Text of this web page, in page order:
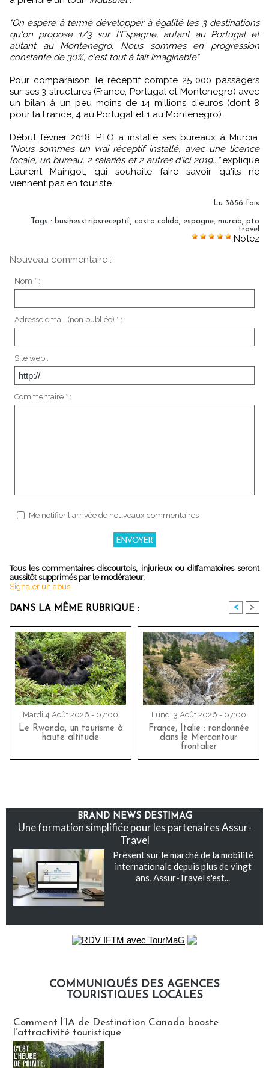
"On espère à terme développer à égalité les 3 destinations
qu'on propose 1/3 sur l'Espagne, autant au Portugal et
autant au Montenegro. Nous sommes en progression
constante de 30%, c'est tout à fait imaginable".
Pour comparaison, le réceptif compte 25 000 passagers
sur ses 3 structures (France, Portugal et Montenegro) avec
un bilan à un peu moins de 14 millions d'euros (dont 8
pour la France, 4 au Portugal et 1 au Montenegro).
Début février 2018, PTO a installé ses bureaux à Murcia.
"Nous sommes un vrai réceptif installé, avec une licence
locale, un bureau, 2 salariés et 2 autres d'ici 2019..."explique
Laurent Maingot, qui souhaite faire savoir qu'ils ne
viennent pas en touriste.
Lu 3856 fois
Tags : businesstripsreceptif, costa calida, espagne, murcia, pto
travel
Notez
Nouveau commentaire :
Nom * :
Adresse email (non publiée) * :
Site web :
Commentaire * :
Me notifier l'arrivée de nouveaux commentaires
Tous les commentaires discourtois, injurieux ou diffamatoires seront
aussitôt supprimés par le modérateur.
Signaler un abus
DANS LA MÊME RUBRIQUE : < >
Mardi 4 Août 2026 - 07:00
Le Rwanda, un tourisme à
haute altitude
Lundi 3 Août 2026 - 07:00
France, Italie : randonnée
dans le Mercantour
frontalier
BRAND NEWS DESTIMAG
Une formation simplifiée pour les partenaires Assur-
Travel
Présent sur le marché de la mobilité
internationale depuis plus de vingt
ans, Assur-Travel s'est...
COMMUNIQUÉS DES AGENCES
TOURISTIQUES LOCALES
Comment l’IA de Destination Canada booste
l’attractivité touristique